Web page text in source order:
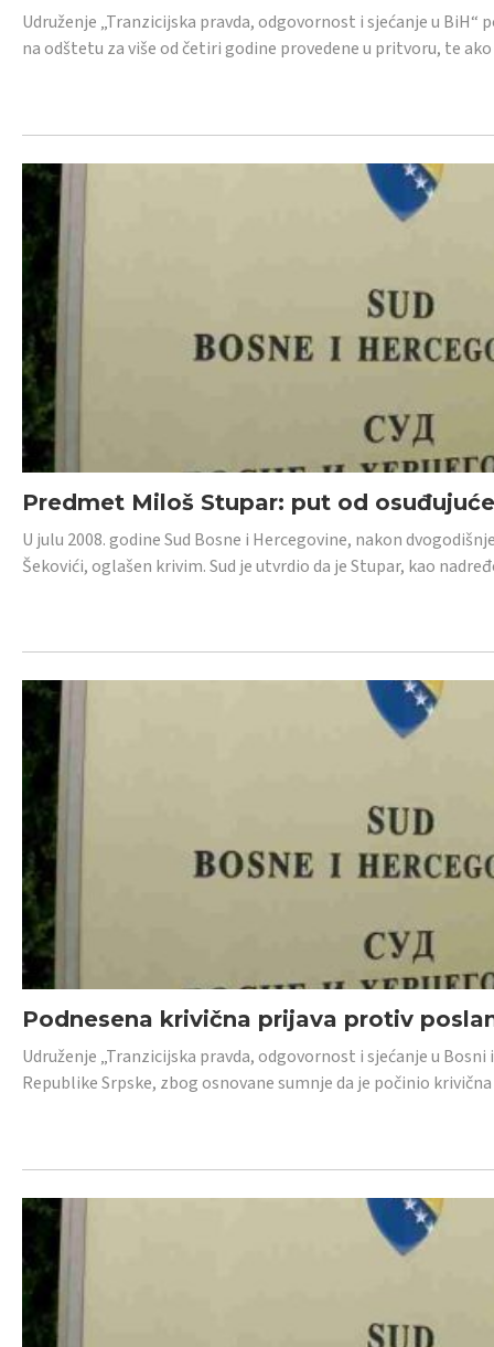
Udruženje „Tranzicijska pravda, odgovornost i sjećanje u
na odštetu za više od četiri godine provedene u pritvoru, te
Predmet Miloš Stupar: put od
U julu 2008. godine Sud Bosne i Hercegovine, nakon
Šekovići, oglašen krivim. Sud je utvrdio da je Stupar, kao
Podnesena krivična prijava protiv
Udruženje „Tranzicijska pravda, odgovornost i sjećanje u
Republike Srpske, zbog osnovane sumnje da je počinio